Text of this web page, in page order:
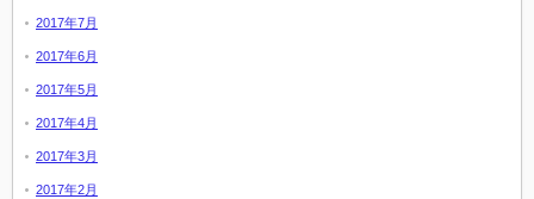
2017年7月
2017年6月
2017年5月
2017年4月
2017年3月
2017年2月